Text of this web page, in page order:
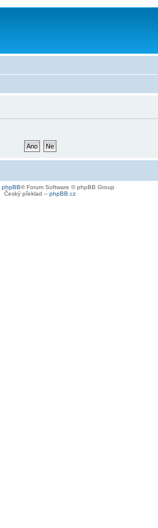
phpBB® Forum Software © phpBB Group
Český překlad – phpBB.cz